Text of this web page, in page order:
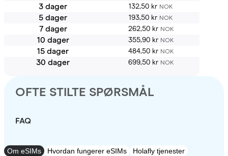
3 dager 132,50 kr NOK
5 dager 193,50 kr NOK
7 dager 262,50 kr NOK
10 dager 355,90 kr NOK
15 dager 484,50 kr NOK
30 dager 699,50 kr NOK
OFTE STILTE SPØRSMÅL
FAQ
Om eSIMs Hvordan fungerer eSIMs Holafly tjenester